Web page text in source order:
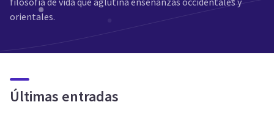
orientales.
Últimas entradas